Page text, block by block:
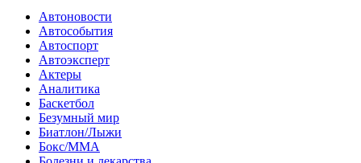
Автоновости
Автособытия
Автоспорт
Автоэксперт
Актеры
Аналитика
Баскетбол
Безумный мир
Биатлон/Лыжи
Бокс/MMA